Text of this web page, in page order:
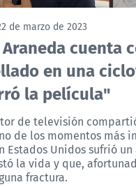
Y TENDENCIAS
Y TRANSPARENCIA
de marzo de 2023
cuenta
en una
la película"
de televisión
de los momentos más
Estados Unidos sufrió
la vida y que,
fractura.